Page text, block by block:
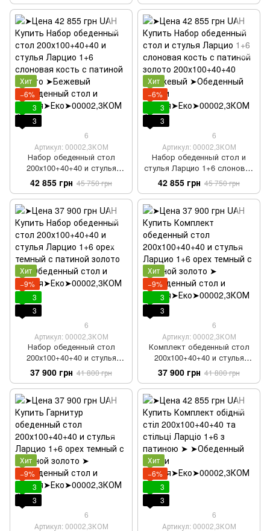
Хит
−6%
3
3
6
Артикул: 00002,3КОМ
Набор обеденный стол
200х100+40+40 и стулья
Ларцио 1+6 слоновая кость
с патиной золото
42 855 грн 45 750 грн
Хит
−6%
3
3
6
Артикул: 00002,3КОМ
Набор обеденный стол и
стулья Ларцио 1+6 слоновая
кость с патиной золото
200х100+40+40
42 855 грн 45 750 грн
Хит
−9%
3
3
6
Артикул: 00002,3КОМ
Набор обеденный стол
200х100+40+40 и стулья
Ларцио 1+6 орех темный с
патиной золото
37 900 грн 41 800 грн
Хит
−9%
3
3
6
Артикул: 00002,3КОМ
Комплект обеденный стол
200х100+40+40 и стулья
Ларцио 1+6 орех темный с
патиной золото
37 900 грн 41 800 грн
Хит
−9%
3
3
6
Артикул: 00002,3КОМ
Хит
−6%
3
3
6
Артикул: 00002,3КОМ